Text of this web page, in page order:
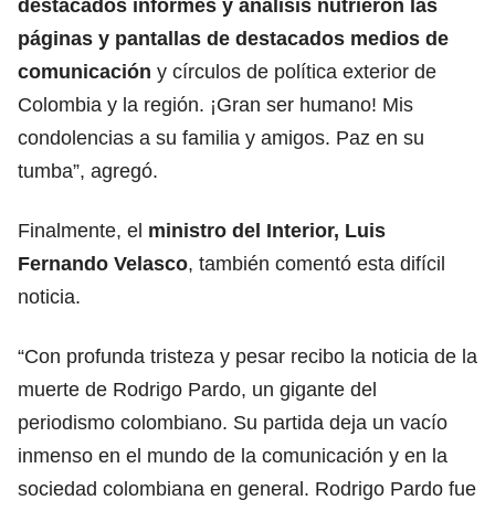
destacados informes y análisis nutrieron las
páginas y pantallas de destacados medios de
comunicación y círculos de política exterior de
Colombia y la región. ¡Gran ser humano! Mis
condolencias a su familia y amigos. Paz en su
tumba”, agregó.
Finalmente, el ministro del Interior, Luis
Fernando Velasco, también comentó esta difícil
noticia.
“Con profunda tristeza y pesar recibo la noticia de la
muerte de Rodrigo Pardo, un gigante del
periodismo colombiano. Su partida deja un vacío
inmenso en el mundo de la comunicación y en la
sociedad colombiana en general. Rodrigo Pardo fue